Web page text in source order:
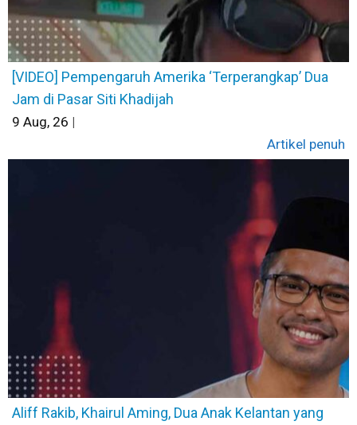
[VIDEO] Pempengaruh Amerika ‘Terperangkap’ Dua
Jam di Pasar Siti Khadijah
9 Aug, 26 |
Artikel penuh
Aliff Rakib, Khairul Aming, Dua Anak Kelantan yang